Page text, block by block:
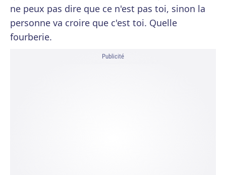
ne peux pas dire que ce n'est pas toi, sinon la
personne va croire que c'est toi. Quelle
fourberie.
Publicité